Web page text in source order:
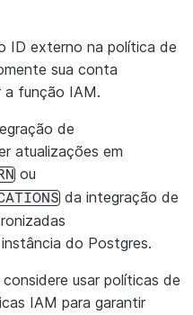
ID externo na política de
sua conta
a função IAM.
de
atualizações em
ou
da integração de
do Postgres.
considere usar políticas de
IAM para garantir